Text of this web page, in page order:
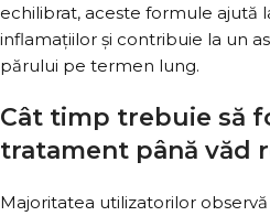
echilibrat, aceste formule ajută
inflamațiilor și contribuie la un
părului pe termen lung.
Cât timp trebuie să
tratament până văd
Majoritatea utilizatorilor